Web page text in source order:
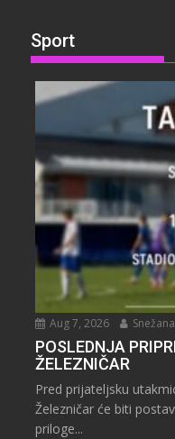
Sport
Aug 7, 2026
POSLEDNJA
ŽELEZNIČAR
Pred prijateljsku
Železničar će biti
priloge...